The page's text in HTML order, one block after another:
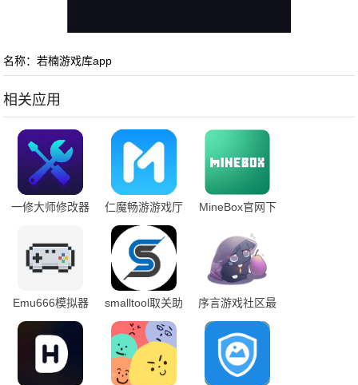
名称：若楠游戏库app
相关应用
一修大师修改器
仁魔畅游游戏厅
MineBox官网下
Emu666模拟器
下载
smalltool取关助
手app
序言游戏社区最
新版本